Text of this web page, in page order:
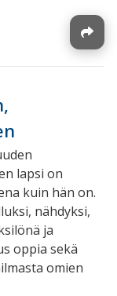
lapsi on
kuin hän on.
nähdyksi,
ja
oppia sekä
omien